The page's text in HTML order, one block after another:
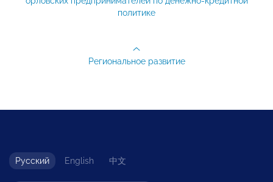
политике
Региональное развитие
Русский English 中文